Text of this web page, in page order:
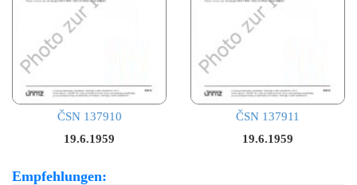
ČSN 137910
19.6.1959
ČSN 137911
19.6.1959
Empfehlungen: